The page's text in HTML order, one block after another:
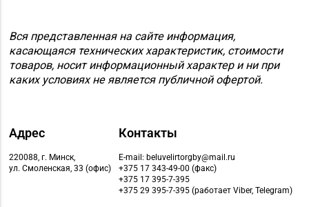
Вся представленная на сайте информация,
касающаяся технических характеристик, стоимости
товаров, носит информационный характер и ни при
каких условиях не является публичной офертой.
Адрес
220088, г. Минск,
ул. Смоленская, 33 (офис)
Контакты
E-mail: beluvelirtorgby@mail.ru
+375 17 343-49-00 (факс)
+375 17 395-7-395
+375 29 395-7-395 (работает Viber, Telegram)